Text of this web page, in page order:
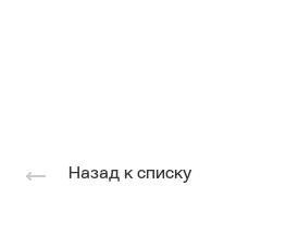
Назад к списку